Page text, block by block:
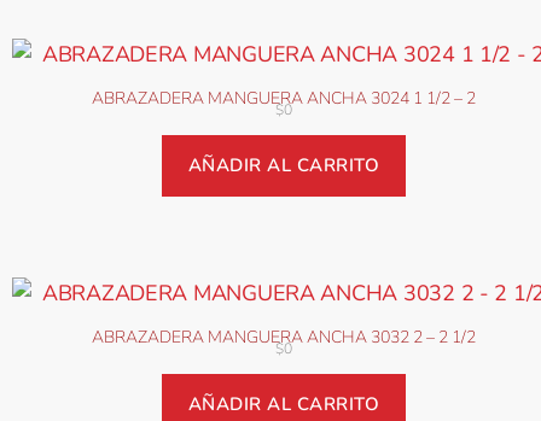
ABRAZADERA MANGUERA ANCHA 3024 1 1/2 – 2
$0
AÑADIR AL CARRITO
ABRAZADERA MANGUERA ANCHA 3032 2 – 2 1/2
$0
AÑADIR AL CARRITO